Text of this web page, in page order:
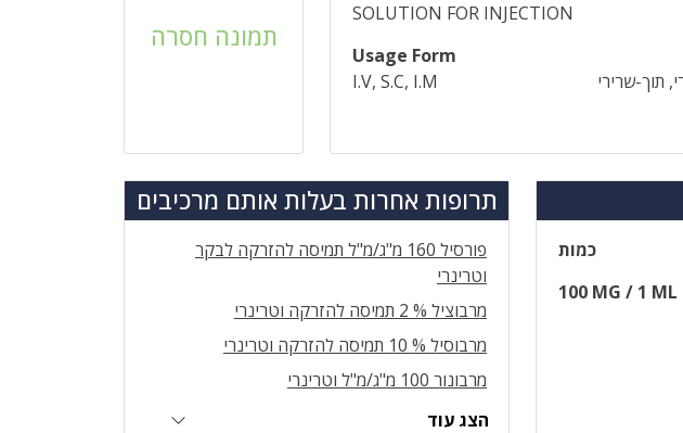
SOLUTION FOR INJECTION
Usage Form
תוך-שרירי
I.V, S.C, I.M
תמונה חסרה
כמות
100 MG / 1 ML
תרופות אחרות בעלות אותם מרכיבים
פורסיל 160 מ"ג/מ"ל תמיסה להזרקה לבקר
וטרינרי
מרבוציל % 2 תמיסה להזרקה וטרינרי
מרבוסיל % 10 תמיסה להזרקה וטרינרי
מרבונור 100 מ"ג/מ"ל וטרינרי
הצג עוד